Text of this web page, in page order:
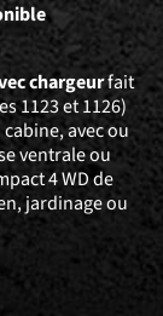
chargeurfait
1123 et 1126)
avec ou
ventrale ou
4 WD de
jardinage ou